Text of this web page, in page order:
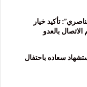
تأكيد خيار
بالعدو
في القومي تحيي الذكرى 77 لاستشهاد سعاده باحتفال